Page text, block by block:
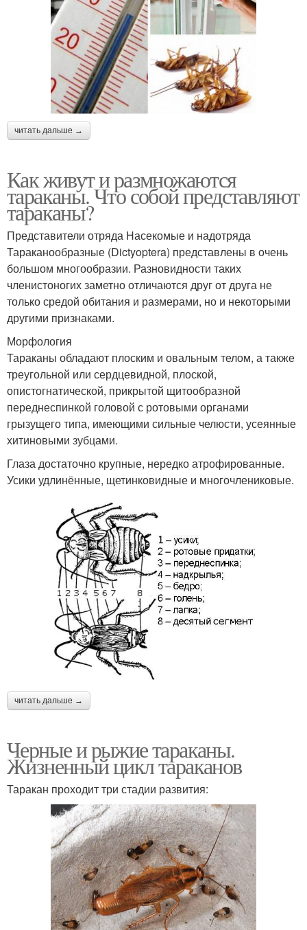
читать дальше →
Как живут и размножаются
тараканы. Что собой представляют
тараканы?
Представители отряда Насекомые и надотряда
Тараканообразные (Dictyoptera) представлены в очень
большом многообразии. Разновидности таких
членистоногих заметно отличаются друг от друга не
только средой обитания и размерами, но и некоторыми
другими признаками.
Морфология
Тараканы обладают плоским и овальным телом, а также
треугольной или сердцевидной, плоской,
опистогнатической, прикрытой щитообразной
переднеспинкой головой с ротовыми органами
грызущего типа, имеющими сильные челюсти, усеянные
хитиновыми зубцами.
Глаза достаточно крупные, нередко атрофированные.
Усики удлинённые, щетинковидные и многочлениковые.
читать дальше →
Черные и рыжие тараканы.
Жизненный цикл тараканов
Таракан проходит три стадии развития: